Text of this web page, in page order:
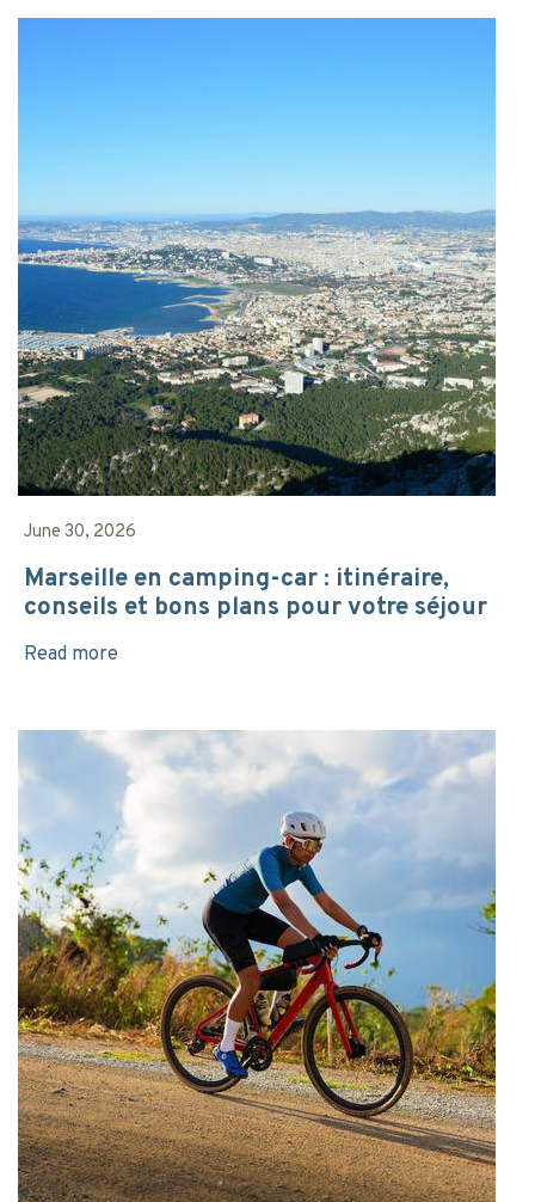
June 30, 2026
Marseille en camping-car : itinéraire,
conseils et bons plans pour votre séjour
Read more